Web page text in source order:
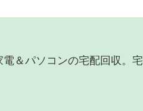
＆パソコンの宅配回収。宅